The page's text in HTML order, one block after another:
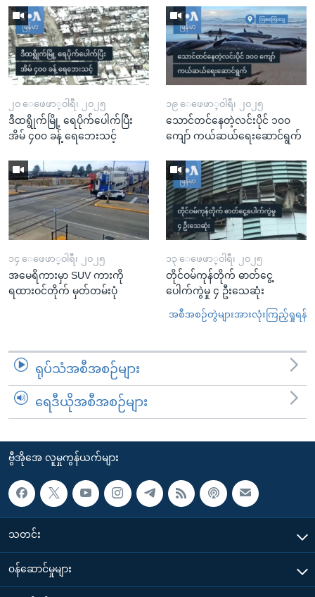
၂၀ ေဖေဖာ္၀ါရီ၊ ၂၀၂၅
ဒီထရွိုက်မြို့ ရေပိုက်ပေါက်ပြီး
အိမ် ၄၀၀ ခန့် ရေဘေးသင့်
၁၉ ေဖေဖာ္၀ါရီ၊ ၂၀၂၅
သောင်တင်နေတဲ့လင်းပိုင် ၁၀၀
ကျော် ကယ်ဆယ်ရေးဆောင်ရွက်
၁၄ ေဖေဖာ္၀ါရီ၊ ၂၀၂၅
အမေရိကားမှာ SUV ကားကို
ရထားဝင်တိုက် မှတ်တမ်းပုံ
၁၃ ေဖေဖာ္၀ါရီ၊ ၂၀၂၅
တိုင်ဝမ်ကုန်တိုက် ဓာတ်ငွေ့
ပေါက်ကွဲမှု ၄ ဦးသေဆုံး
အစီအစဉ်တွဲများအားလုံးကြည့်ရှုရန်
ရုပ်သံအစီအစဉ်များ
ရေဒီယိုအစီအစဉ်များ
ဗွီအိုအေ လူမှုကွန်ယက်များ
သတင်း
၀န်ဆောင်မှုများ